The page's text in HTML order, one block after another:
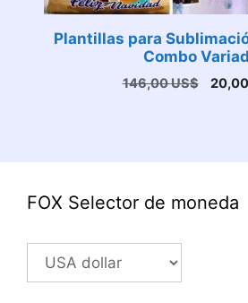
Plantillas para
Combo
146,00US$
El
20,00
FOX Selector de moneda